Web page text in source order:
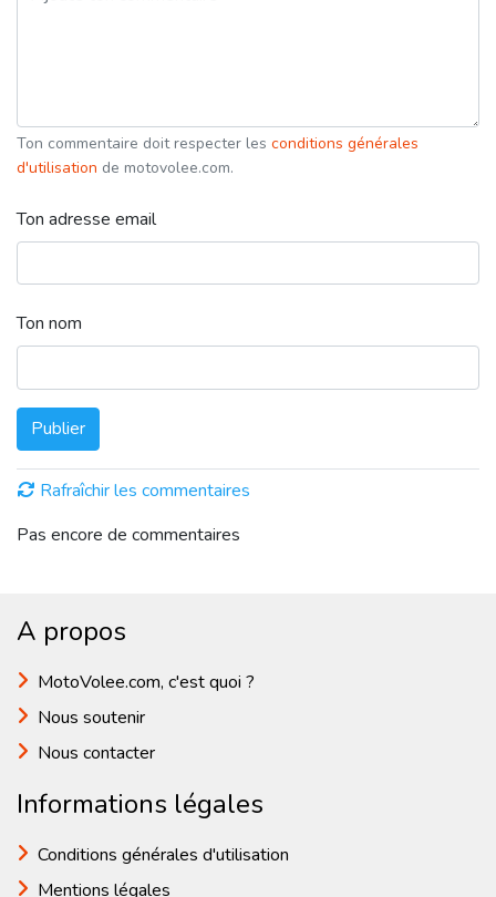
Ton commentaire doit respecter les conditions générales
d'utilisation de motovolee.com.
Ton adresse email
Ton nom
Publier
Rafraîchir les commentaires
Pas encore de commentaires
A propos
MotoVolee.com, c'est quoi ?
Nous soutenir
Nous contacter
Informations légales
Conditions générales d'utilisation
Mentions légales